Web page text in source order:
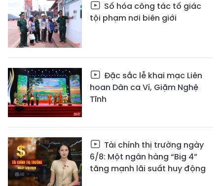
Số hóa công tác tố giác
tội phạm nơi biên giới
Đặc sắc lễ khai mạc Liên
hoan Dân ca Ví, Giặm Nghệ
Tĩnh
Tài chính thị trường ngày
6/8: Một ngân hàng “Big 4”
tăng mạnh lãi suất huy động